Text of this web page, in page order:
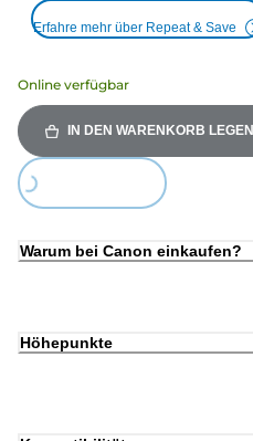
Erfahre mehr über Repeat & Save
Online verfügbar
IN DEN WARENKORB LEGEN
Loading...
Warum bei Canon einkaufen?
Höhepunkte